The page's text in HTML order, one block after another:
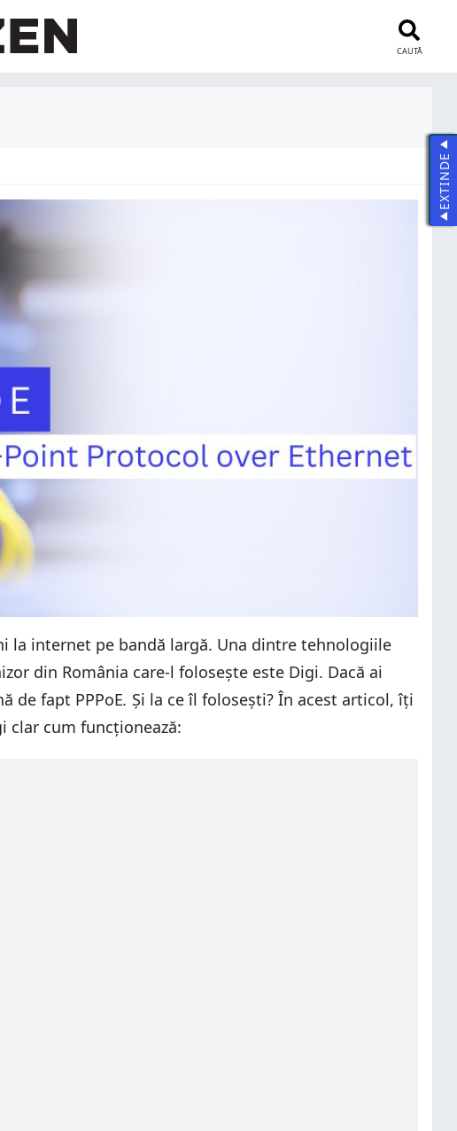
CAUTĂ
la internet pe bandă largă. Una dintre tehnologiile
din România care-l folosește este Digi. Dacă ai
de fapt PPPoE. Și la ce îl folosești? În acest articol, îți
clar cum funcționează:
EXTINDE